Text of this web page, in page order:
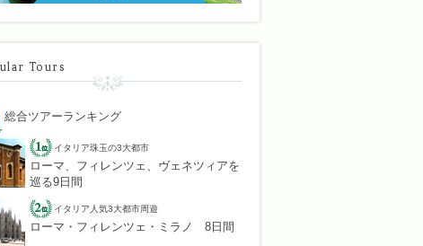
Tours
総合ツアーランキング
イタリア珠玉の3大都市
ローマ、フィレンツェ、ヴェネツィアを
巡る9日間
イタリア人気3大都市周遊
ローマ・フィレンツェ・ミラノ 8日間